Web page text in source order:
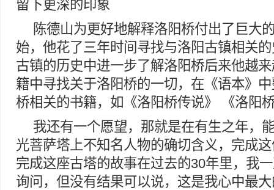
留下更深的印象
陈德山为更好地解释洛阳桥付出了巨大
始，他花了三年时间寻找与洛阳古镇相关
古镇的历史中进一步了解洛阳桥后来他越
籍中寻找关于洛阳桥的一切，在《语本》
桥相关的书籍，如《洛阳桥传说》 《洛阳
我还有一个愿望，那就是在有生之年，
光菩萨塔上不知名人物的确切含义，完成
完成这座古塔的故事在过去的30年里，我
询问，但没有结果可以说，这是我心中最